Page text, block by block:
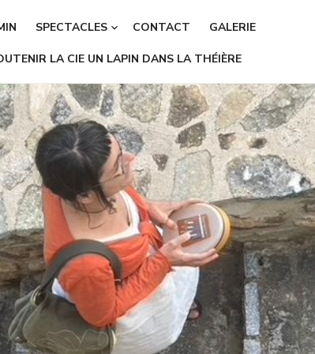
SPECTACLES CONTACT GALERIE
LA CIE UN LAPIN DANS LA THÉIÈRE